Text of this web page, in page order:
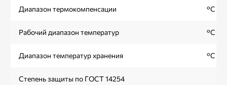
Диапазон термокомпенсации °С
Рабочий диапазон температур °С
Диапазон температур хранения °С
Степень защиты по ГОСТ 14254